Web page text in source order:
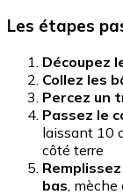
Les étapes
Découpez
Collez les
Percez un
Passez le
laissant 10
côté terre
bas ,